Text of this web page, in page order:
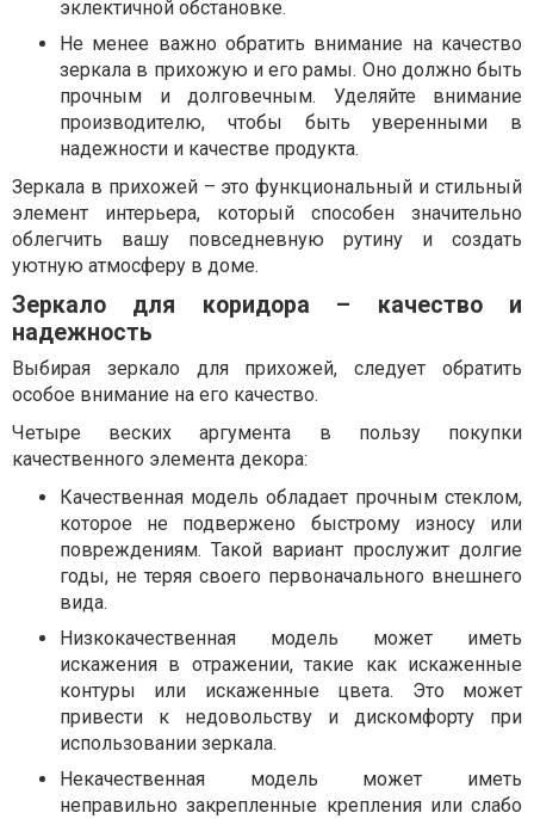
эклектичной обстановке.
Не менее важно обратить внимание на качество
зеркала в прихожую и его рамы. Оно должно быть
прочным и долговечным. Уделяйте внимание
производителю, чтобы быть уверенными в
надежности и качестве продукта.
Зеркала в прихожей – это функциональный и стильный
элемент интерьера, который способен значительно
облегчить вашу повседневную рутину и создать
уютную атмосферу в доме.
Зеркало для коридора – качество и
надежность
Выбирая зеркало для прихожей, следует обратить
особое внимание на его качество.
Четыре веских аргумента в пользу покупки
качественного элемента декора:
Качественная модель обладает прочным стеклом,
которое не подвержено быстрому износу или
повреждениям. Такой вариант прослужит долгие
годы, не теряя своего первоначального внешнего
вида.
Низкокачественная модель может иметь
искажения в отражении, такие как искаженные
контуры или искаженные цвета. Это может
привести к недовольству и дискомфорту при
использовании зеркала.
Некачественная модель может иметь
неправильно закрепленные крепления или слабо